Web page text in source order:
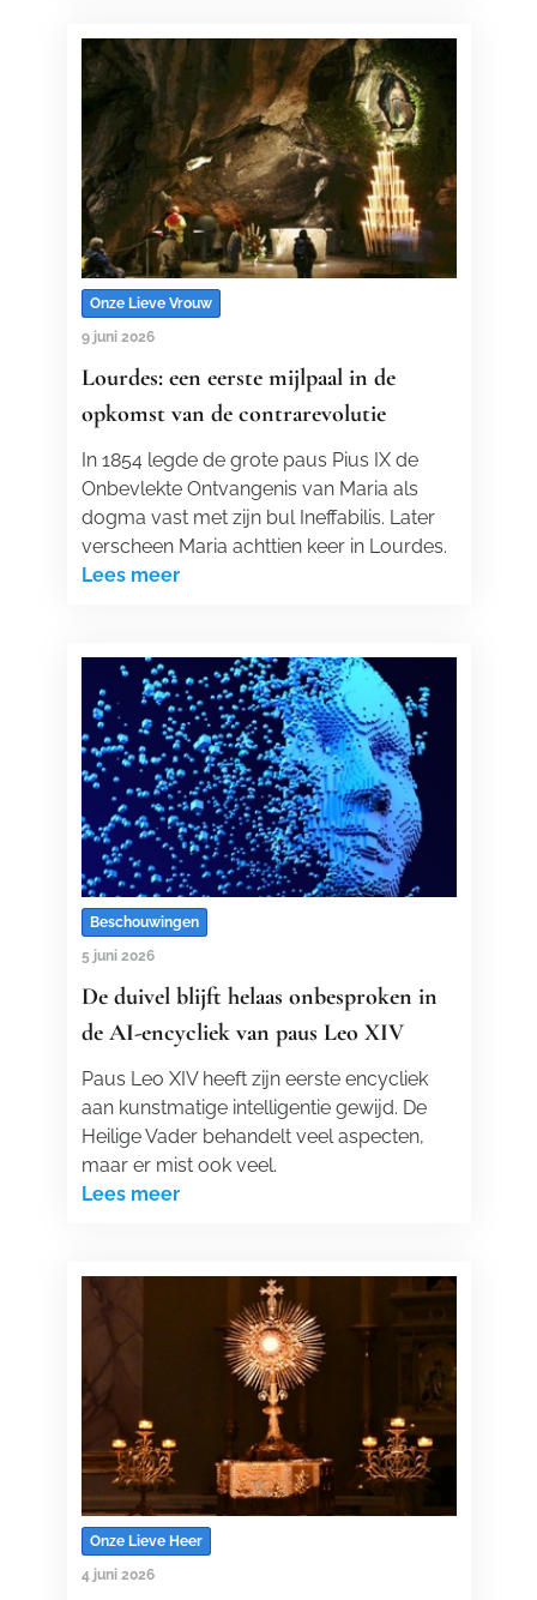
Onze Lieve Vrouw
9 juni 2026
Lourdes: een eerste mijlpaal in de
opkomst van de contrarevolutie
In 1854 legde de grote paus Pius IX de
Onbevlekte Ontvangenis van Maria als
dogma vast met zijn bul Ineffabilis. Later
verscheen Maria achttien keer in Lourdes.
Lees meer
Beschouwingen
5 juni 2026
De duivel blijft helaas onbesproken in
de AI-encycliek van paus Leo XIV
Paus Leo XIV heeft zijn eerste encycliek
aan kunstmatige intelligentie gewijd. De
Heilige Vader behandelt veel aspecten,
maar er mist ook veel.
Lees meer
Onze Lieve Heer
4 juni 2026